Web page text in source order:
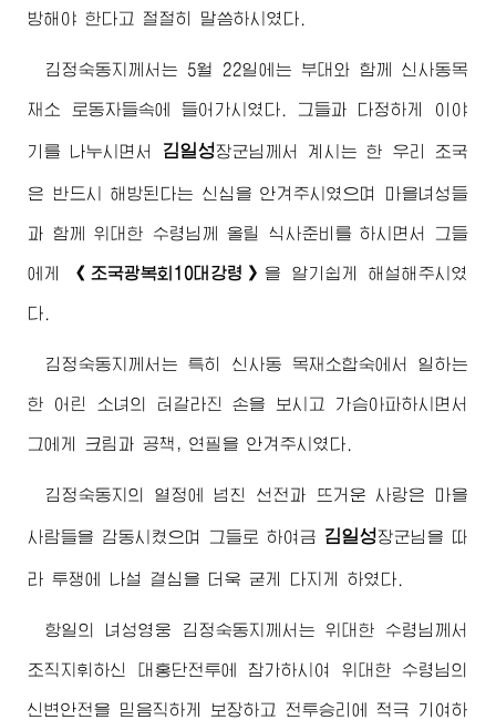
방해야 한다고 절절히 말씀하시였다.
김정숙동지 께서는 5월 22일에는 부대와 함께 신사동목
재소 로동자들속에 들어가시였다. 그들과 다정하게 이야
기를 나누시면서 김일성장군님께서 계시는 한 우리 조국
은 반드시 해방된다는 신심을 안겨주시였으며 마을녀성들
과 함께위대한 수령님 께 올릴 식사준비를 하시면서 그들
에게 《조국광복회10대강령》을 알기쉽게 해설해주시였
다.
김정숙동지 께서는 특히 신사동 목재소합숙에서 일하는
한 어린 소녀의 터갈라진 손을 보시고 가슴아파하시면서
그에게 크림과 공책, 연필을 안겨주시였다.
김정숙동지 의 열정에 넘친 선전과 뜨거운 사랑은 마을
사람들을 감동시켰으며 그들로 하여금 김일성장군님 을 따
라 투쟁에 나설 결심을 더욱 굳게 다지게 하였다.
항일의 녀성영웅 김정숙동지 께서는 위대한 수령님께서
조직지휘하신 대홍단전투에 참가하시여 위대한 수령님 의
신변안전을 믿음직하게 보장하고 전투승리에 적극 기여하